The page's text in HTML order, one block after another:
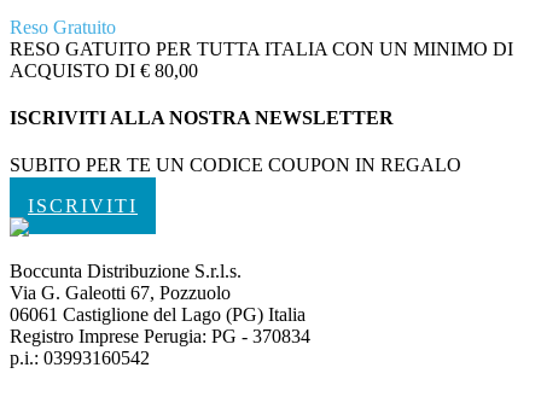
Reso Gratuito
RESO GATUITO PER TUTTA ITALIA CON UN MINIMO DI
ACQUISTO DI € 80,00
ISCRIVITI ALLA NOSTRA NEWSLETTER
SUBITO PER TE UN CODICE COUPON IN REGALO
ISCRIVITI
Boccunta Distribuzione S.r.l.s.
Via G. Galeotti 67, Pozzuolo
06061 Castiglione del Lago (PG) Italia
Registro Imprese Perugia: PG - 370834
p.i.: 03993160542